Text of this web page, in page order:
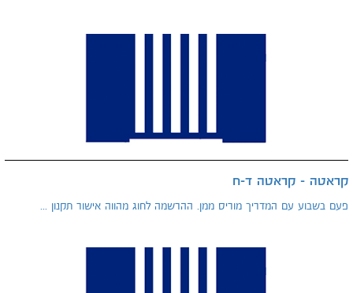
קראטה - קראטה ד-ח
פעם בשבוע עם המדריך מוריס ממן. ההרשמה לחוג מהווה אישור תקנון ...